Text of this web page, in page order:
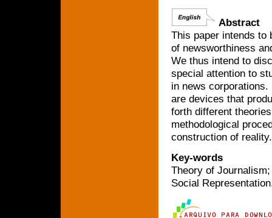
Abstract
This paper intends to
of newsworthiness
We thus intend to
special attention to
in news
are devices that
forth different
methodological
construction of reality.
Key-words
Theory of
Social